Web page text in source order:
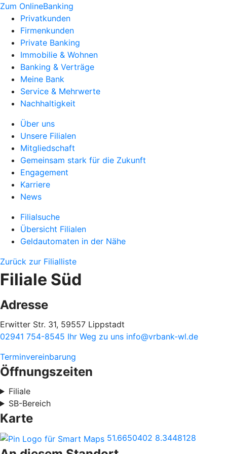
Zum OnlineBanking
Privatkunden
Firmenkunden
Private Banking
Immobilie & Wohnen
Banking & Verträge
Meine Bank
Service & Mehrwerte
Nachhaltigkeit
Über uns
Unsere Filialen
Mitgliedschaft
Gemeinsam stark für die Zukunft
Engagement
Karriere
News
Filialsuche
Übersicht Filialen
Geldautomaten in der Nähe
Zurück zur Filialliste
Filiale Süd
Adresse
Erwitter Str. 31, 59557 Lippstadt
02941 754-8545 Ihr Weg zu uns info@vrbank-wl.de
Terminvereinbarung
Öffnungszeiten
Filiale
SB-Bereich
Karte
51.6650402 8.3448128